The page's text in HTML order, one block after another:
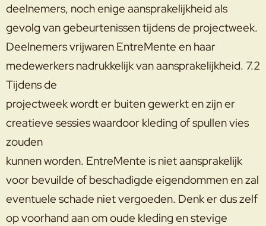
deelnemers, noch enige aansprakelijkheid als
gevolg van gebeurtenissen tijdens de projectweek.
Deelnemers vrijwaren EntreMente en haar
medewerkers nadrukkelijk van aansprakelijkheid. 7.2
Tijdens de
projectweek wordt er buiten gewerkt en zijn er
creatieve sessies waardoor kleding of spullen vies
zouden
kunnen worden. EntreMente is niet aansprakelijk
voor bevuilde of beschadigde eigendommen en zal
eventuele schade niet vergoeden. Denk er dus zelf
op voorhand aan om oude kleding en stevige